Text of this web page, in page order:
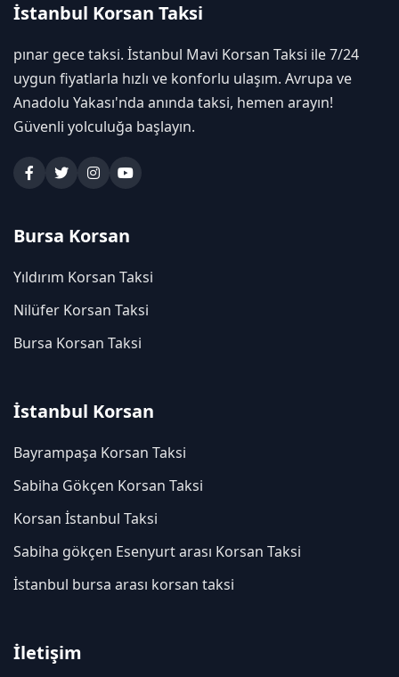
İstanbul Korsan Taksi
pınar gece taksi. İstanbul Mavi Korsan Taksi ile 7/24
uygun fiyatlarla hızlı ve konforlu ulaşım. Avrupa ve
Anadolu Yakası'nda anında taksi, hemen arayın!
Güvenli yolculuğa başlayın.
Bursa Korsan
Yıldırım Korsan Taksi
Nilüfer Korsan Taksi
Bursa Korsan Taksi
İstanbul Korsan
Bayrampaşa Korsan Taksi
Sabiha Gökçen Korsan Taksi
Korsan İstanbul Taksi
Sabiha gökçen Esenyurt arası Korsan Taksi
İstanbul bursa arası korsan taksi
İletişim